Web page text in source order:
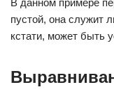
пустой, она служит
кстати, может быть